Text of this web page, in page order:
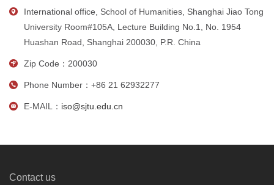
International office, School of Humanities, Shanghai Jiao Tong
University Room#105A, Lecture Building No.1, No. 1954
Huashan Road, Shanghai 200030, P.R. China
Zip Code：200030
Phone Number：+86 21 62932277
E-MAIL： iso@sjtu.edu.cn
Contact us